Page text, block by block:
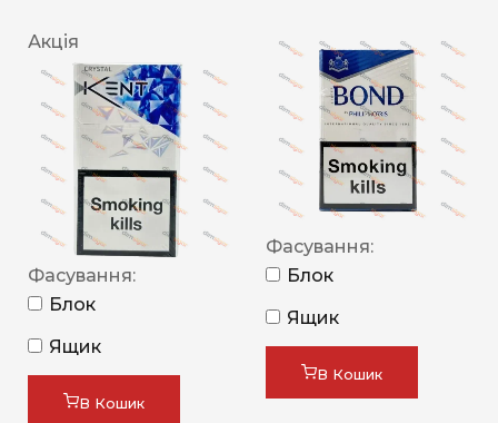
Акція
Фасування:
Блок
Ящик
В Кошик
Фасування:
Блок
Ящик
В Кошик